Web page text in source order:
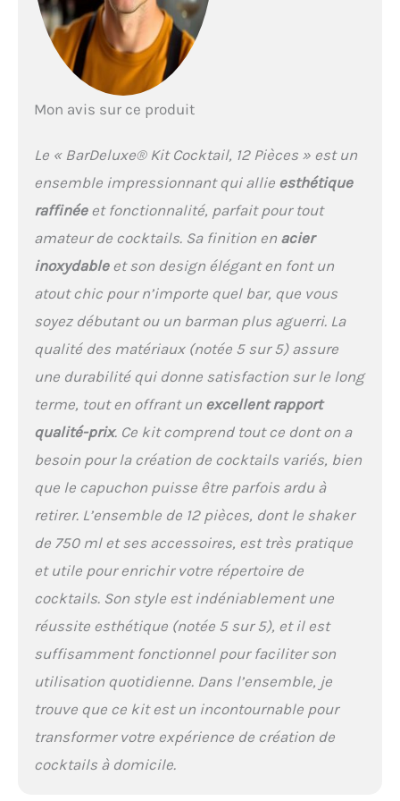
chaque pièce soit
parfaitement adaptée à
votre prise en main.
jusqu'à ce que la boisson
vos amis avec des
essayez de nouvelles
recettes.
MATÉRIAUX
shaker cocktail est 100%
résistant aux fuites et
acier inoxydable 304, de
qualité alimentaire et
lavable au lave-vaisselle.
De plus, notre set cocktail
professionnel est conçu
pour une utilisation
durable au sein des bars
et restaurants et est un
produit déjà apprécié par
professionnels.
IDÉE
CADEAU PARFAITE - Notre
bartender kit est fourni
dans une boîte à cocktail
sophistiquée et peut être
offert comme cadeau idéal
pour n'importe quelle
occasion. Que ce soit un
cadeau de mariage ou un
cadeau de pendaison de
SATISFACTION GARANTIE ! -
Chez BarDeluxe, nous
Mon avis sur ce produit
Le « BarDeluxe® Kit Cocktail, 12 Pièces » est un
ensemble impressionnant qui allie esthétique
raffinéeet fonctionnalité, parfait pour tout
amateur de cocktails. Sa finition en acier
inoxydableet son design élégant en font un
atout chic pour n’importe quel bar, que vous
soyez débutant ou un barman plus aguerri. La
qualité des matériaux (notée 5 sur 5) assure
une durabilité qui donne satisfaction sur le long
terme, tout en offrant un excellent rapport
qualité-prix. Ce kit comprend tout ce dont on a
besoin pour la création de cocktails variés, bien
que le capuchon puisse être parfois ardu à
retirer. L’ensemble de 12 pièces, dont le shaker
de 750 ml et ses accessoires, est très pratique
et utile pour enrichir votre répertoire de
cocktails. Son style est indéniablement une
réussite esthétique (notée 5 sur 5), et il est
suffisamment fonctionnel pour faciliter son
utilisation quotidienne. Dans l’ensemble, je
trouve que ce kit est un incontournable pour
transformer votre expérience de création de
cocktails à domicile.